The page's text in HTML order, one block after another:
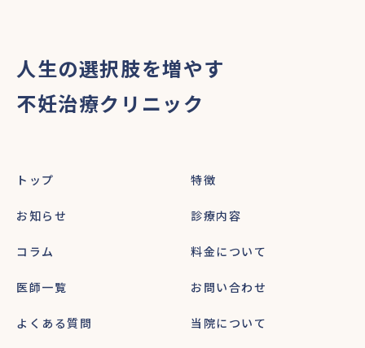
人生の選択肢を増やす
不妊治療クリニック
トップ 特徴
お知らせ 診療内容
コラム 料金について
医師一覧 お問い合わせ
よくある質問 当院について